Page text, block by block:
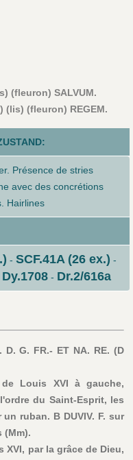
(fleuron) SALVUM.
(fleuron) REGEM.
Présence de stries
avec des concrétions
Hairlines
- SCF.41A (26 ex.) -
Dy.1708- Dr.2/616a
D. G. FR.- ET NA. RE. (D
Louis XVI à gauche,
du Saint-Esprit, les
ruban. B DUVIV. F. sur
(Mm).
XVI, par la grâce de Dieu,